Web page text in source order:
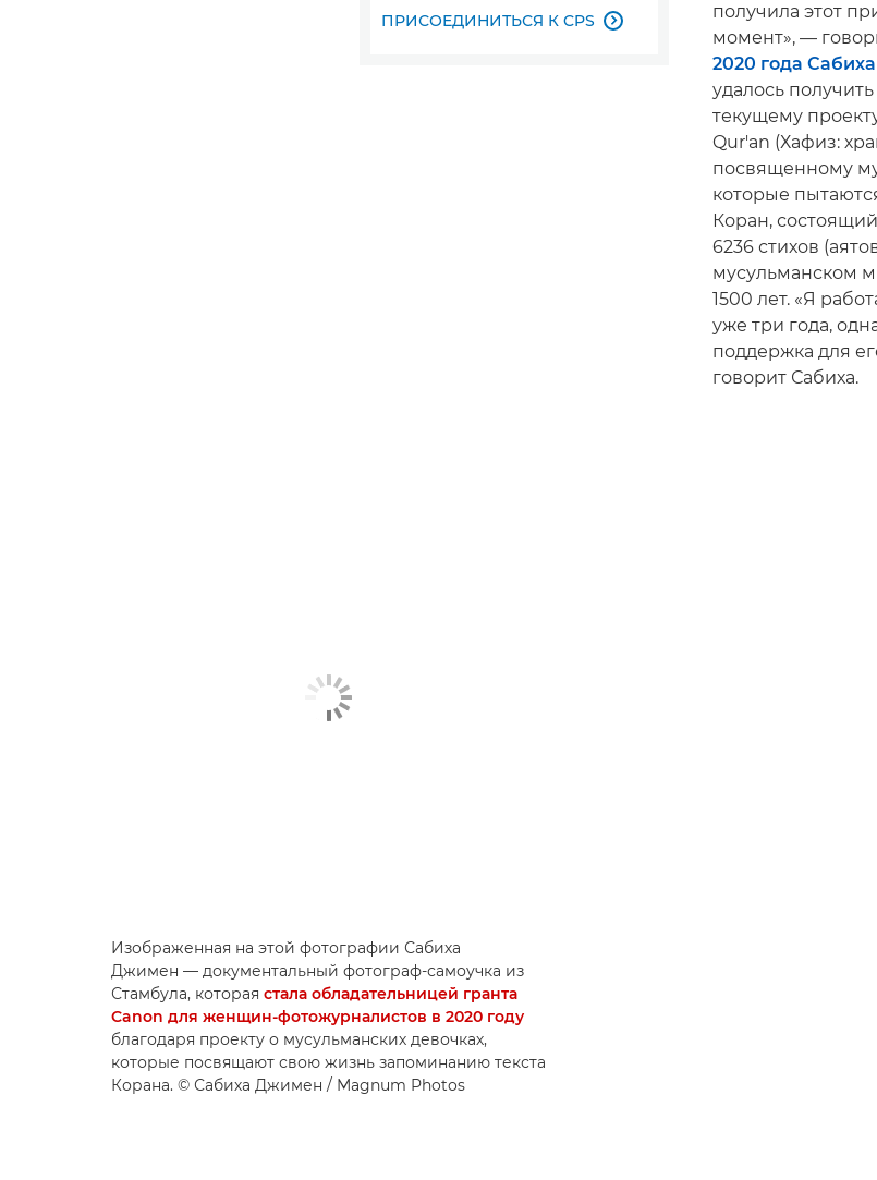
получила этот
момент», —
2020 года
удалось
текущему
Qur'an (Хафиз:
посвященному
которые
Коран,
6236 стихов
мусульманском
1500 лет. «Я
уже три года,
поддержка для
говорит Сабиха.
ПРИСОЕДИНИТЬСЯ К CPS 
Изображенная на этой фотографии Сабиха
Джимен — документальный фотограф-самоучка из
Стамбула, которая стала обладательницей гранта
Canon для женщин-фотожурналистов в 2020 году
благодаря проекту о мусульманских девочках,
которые посвящают свою жизнь запоминанию текста
Корана. © Сабиха Джимен / Magnum Photos